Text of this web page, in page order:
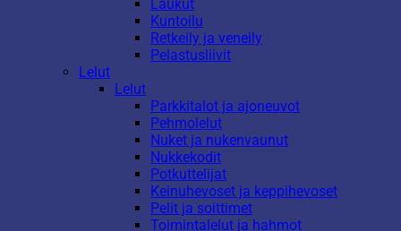
Laukut
Kuntoilu
Retkeily ja veneily
Pelastusliivit
Lelut
Lelut
Parkkitalot ja ajoneuvot
Pehmolelut
Nuket ja nukenvaunut
Nukkekodit
Potkuttelijat
Keinuhevoset ja keppihevoset
Pelit ja soittimet
Toimintalelut ja hahmot